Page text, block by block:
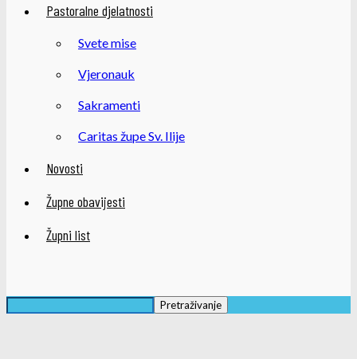
Pastoralne djelatnosti
Svete mise
Vjeronauk
Sakramenti
Caritas župe Sv. Ilije
Novosti
Župne obavijesti
Župni list